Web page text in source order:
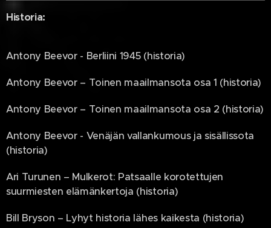
Historia:
Antony Beevor - Berliini 1945 (historia)
Antony Beevor – Toinen maailmansota osa 1 (historia)
Antony Beevor – Toinen maailmansota osa 2 (historia)
Antony Beevor - Venäjän vallankumous ja sisällissota
(historia)
Ari Turunen – Mulkerot: Patsaalle korotettujen
suurmiesten elämänkertoja (historia)
Bill Bryson – Lyhyt historia lähes kaikesta (historia)